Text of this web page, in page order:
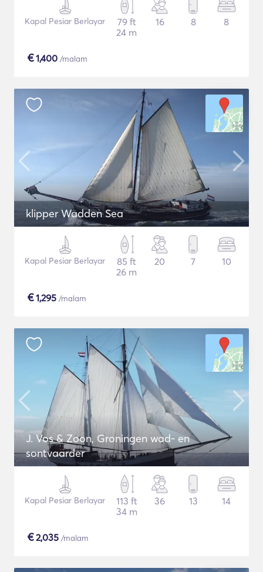
Kapal Pesiar Berlayar
79 ft
24 m
16 8 8
€1,400 /malam
klipper Wadden Sea
Kapal Pesiar Berlayar
85 ft
26 m
20 7 10
€1,295 /malam
J. Vos & Zoon, Groningen wad- en
sontvaarder
Kapal Pesiar Berlayar
113 ft
34 m
36 13 14
€2,035 /malam